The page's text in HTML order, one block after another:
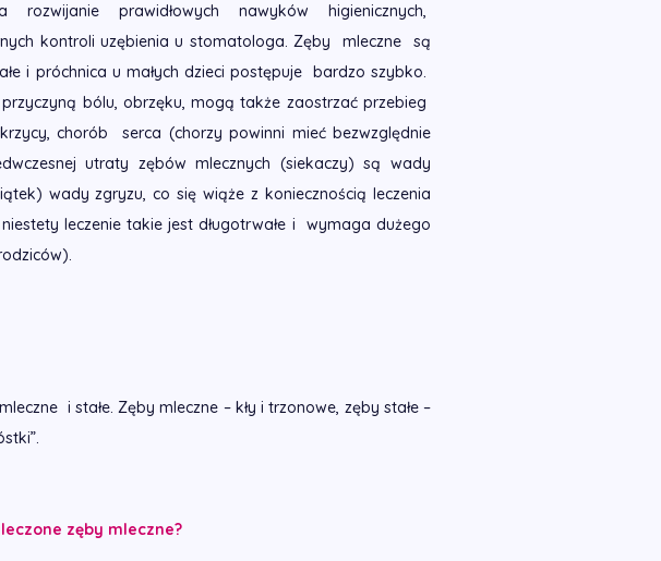
prawidłowych nawyków higienicznych,
kontroli uzębienia u stomatologa. Zęby mleczne są
i próchnica u małych dzieci postępuje bardzo szybko.
bólu, obrzęku, mogą także zaostrzać przebieg
chorób serca (chorzy powinni mieć bezwzględnie
utraty zębów mlecznych (siekaczy) są wady
wady zgryzu, co się wiąże z koniecznością leczenia
leczenie takie jest długotrwałe i wymaga dużego
i stałe. Zęby mleczne – kły i trzonowe, zęby stałe –
zęby mleczne?